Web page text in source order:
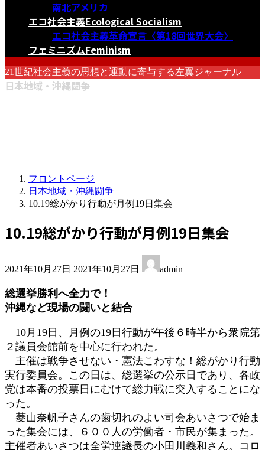
南北アメリカ
エコ社会主義Ecological Socialism
エコ社会主義革命宣言〈第18回世界大会〉
フェミニズムFeminism
21世紀社会主義の思想と運動に寄与する左翼ジャーナル
日本地域・沖縄闘争
フロントページ
日本地域・沖縄闘争
10.19総がかり行動が月例19日集会
10.19総がかり行動が月例19日集会
2021年10月27日 終
新
日
:
2021年10月27日 admin
総選挙勝利へ全力で！
沖縄など現場の闘いと結合
10月19日、月例の19日行動が午後６時半から衆院第
２議員会館前を中心に行われた。
主催は戦争させない・憲法こわすな！総がかり行動
実行委員会。この日は、総選挙の公示日であり、各政
党は本番の投票日にむけて総力戦に突入することにな
った。
菱山奈帆子さんの歯切れのよい司会あいさつで始ま
った集会には、６００人の労働者・市民が集まった。
主催者あいさつは全労連議長の小田川義和さん。コロ